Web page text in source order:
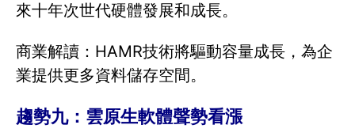
來十年次世代硬體發展和成長。
商業解讀：HAMR技術將驅動容量成長，為企
業提供更多資料儲存空間。
趨勢九：雲原生軟體聲勢看漲